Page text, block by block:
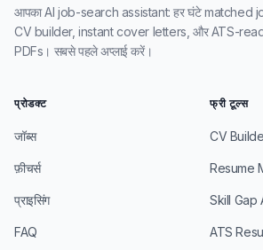
आपका AI job-search assistant: हर घंटे matched
CV builder, instant cover letters, और ATS-
PDFs। सबसे पहले अप्लाई करें।
प्रोडक्ट
जॉब्स
फ़ीचर्स
प्राइसिंग
FAQ
फ्री टूल्स
CV
Resume
Skill Gap
ATS